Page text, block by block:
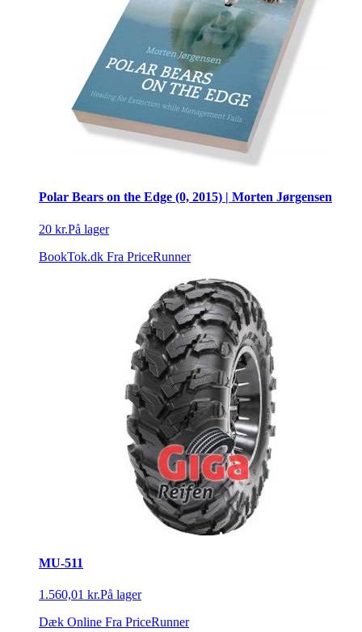
Polar Bears on the Edge (0, 2015) | Morten Jørgensen
20 kr.På lager
BookTok.dk Fra PriceRunner
MU-511
1.560,01 kr.På lager
Dæk Online Fra PriceRunner